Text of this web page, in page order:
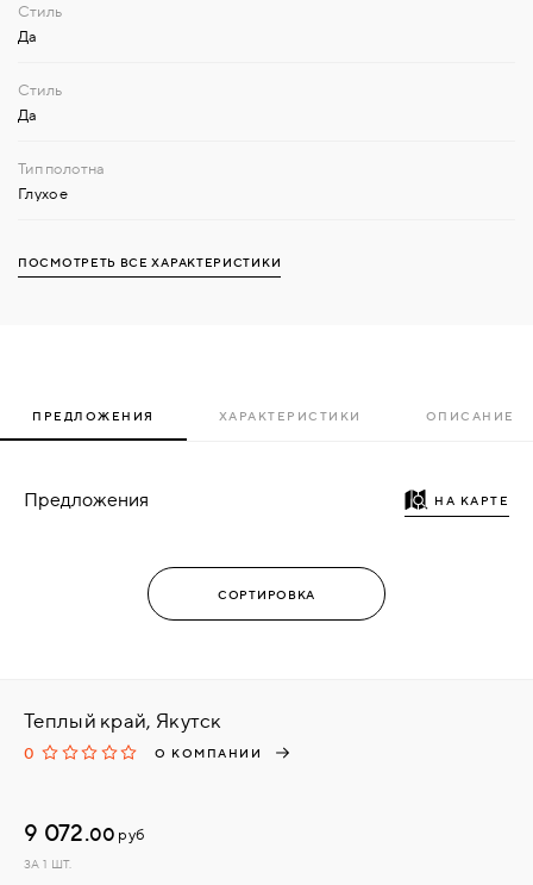
Да
Да
Глухое
ПОСМОТРЕТЬ ВСЕ ХАРАКТЕРИСТИКИ
ПРЕДЛОЖЕНИЯ ХАРАКТЕРИСТИКИ ОПИСАНИЕ
Предложения НА КАРТЕ
Теплый край, Якутск
0 О КОМПАНИИ
9 072.00 руб
ЗА 1 ШТ.